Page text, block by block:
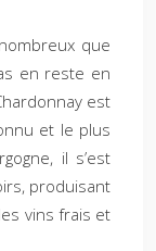
que
en reste en
est
et le plus
il s’est
produisant
vins frais et